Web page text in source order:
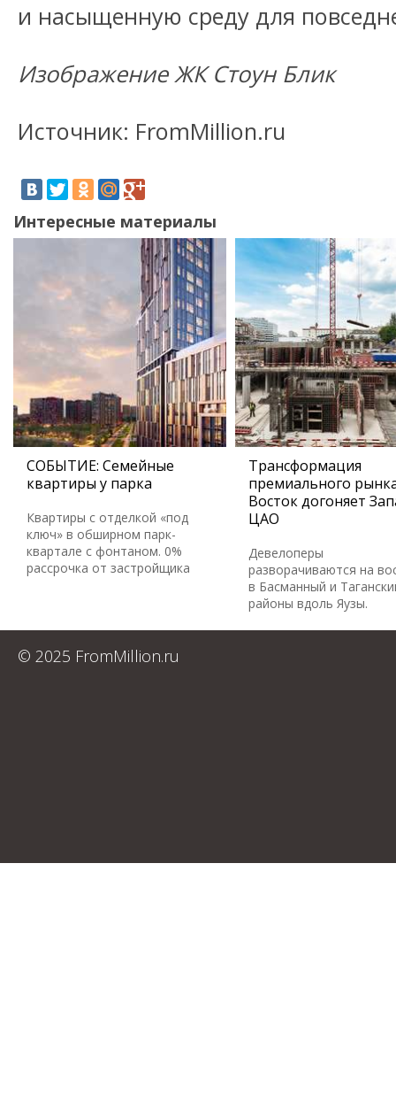
и насыщенную среду для
Изображение ЖК Стоун Блик
Источник: FromMillion.ru
Интересные материалы
СОБЫТИЕ: Семейные
квартиры у парка
Квартиры с отделкой «под
ключ» в обширном парк-
квартале с фонтаном. 0%
рассрочка от застройщика
Трансформация
премиального
Восток догоняет
ЦАО
Девелоперы
разворачиваются на
в Басманный и
районы вдоль Яузы.
© 2025 FromMillion.ru